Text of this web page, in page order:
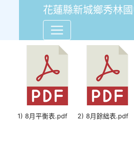
花蓮縣新城鄉秀林
109年8月份會
1) 8月平衡表.pdf 2) 8月餘絀表.pdf